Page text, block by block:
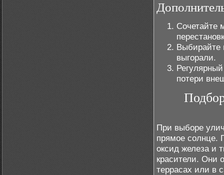
Сочетайте
Выбирайте
выгорали.
потери
При выборе
прямое солнце.
оксид железа и
красители. Они
террасах или в